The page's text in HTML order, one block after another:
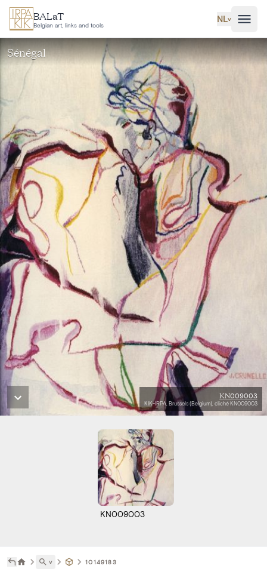
Ga naar hoofdinhoud
BALaT
Belgian art, links and tools
NL˅
Sénégal
KN009003
KIK-IRPA, Brussels (Belgium), cliché KN009003
KN009003
˅ 10149183